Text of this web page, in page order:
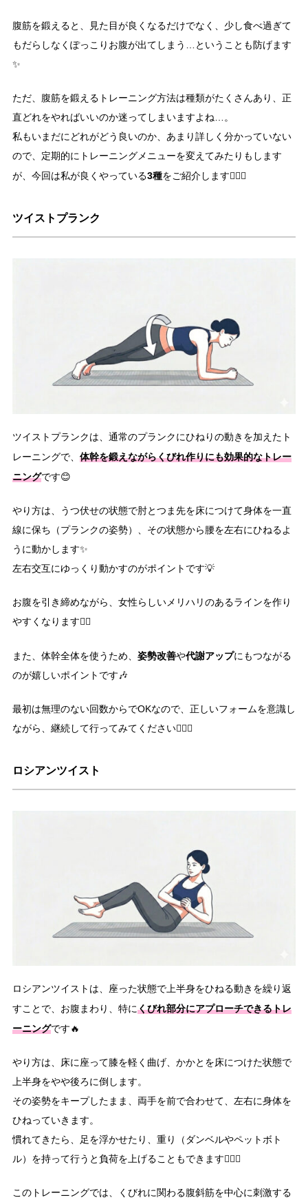
腹筋を鍛えると、見た目が良くなるだけでなく、少し食べ過ぎて
もだらしなくぽっこりお腹が出てしまう…ということも防げます
✨
ただ、腹筋を鍛えるトレーニング方法は種類がたくさんあり、正
直どれをやればいいのか迷ってしまいますよね…。
私もいまだにどれがどう良いのか、あまり詳しく分かっていない
ので、定期的にトレーニングメニューを変えてみたりもします
が、今回は私が良くやっている3種をご紹介します🏋🏻‍♀️
ツイストプランク
ツイストプランクは、通常のプランクにひねりの動きを加えたト
レーニングで、 体幹を鍛えながらくびれ作りにも効果的なトレー
ニングです😊
やり方は、うつ伏せの状態で肘とつま先を床につけて身体を一直
線に保ち（プランクの姿勢）、その状態から腰を左右にひねるよ
うに動かします✨
左右交互にゆっくり動かすのがポイントです💡
お腹を引き締めながら、女性らしいメリハリのあるラインを作り
やすくなります👍🏻
また、体幹全体を使うため、 姿勢改善や代謝アップにもつながる
のが嬉しいポイントです🎶
最初は無理のない回数からでOKなので、正しいフォームを意識し
ながら、継続して行ってみてください🏋🏻‍♀️
ロシアンツイスト
ロシアンツイストは、座った状態で上半身をひねる動きを繰り返
すことで、お腹まわり、特にくびれ部分にアプローチできるトレ
ーニングです🔥
やり方は、床に座って膝を軽く曲げ、かかとを床につけた状態で
上半身をやや後ろに倒します。
その姿勢をキープしたまま、両手を前で合わせて、左右に身体を
ひねっていきます。
慣れてきたら、足を浮かせたり、重り（ダンベルやペットボト
ル）を持って行うと負荷を上げることもできます🏋🏻‍♀️
このトレーニングでは、くびれに関わる腹斜筋を中心に刺激する